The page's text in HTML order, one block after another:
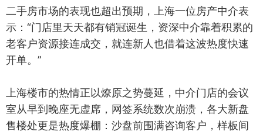
二手房市场的表现也超出预期，上海一位房产中介表
示：“门店里天天都有销冠诞生，资深中介靠着积累的
老客户资源接连成交，就连新人也借着这波热度快速
开单。”
上海楼市的热情正以燎原之势蔓延，中介门店的会议
室从早到晚座无虚席，网签系统数次崩溃，各大新盘
售楼处更是热度爆棚：沙盘前围满咨询客户，样板间